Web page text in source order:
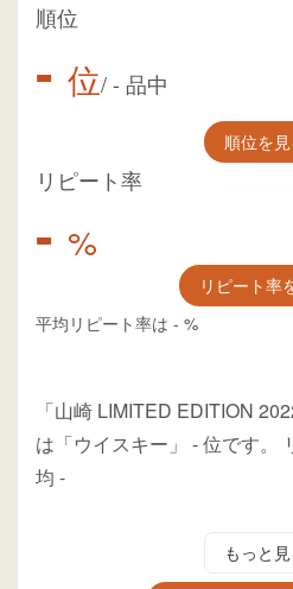
順位
- 位/- 品中
順位を見
リピート率
- %
リピート率
平均リピート率は - %
「山崎 LIMITED EDITION
は「ウイスキー」 -位です。
均 -
もっと